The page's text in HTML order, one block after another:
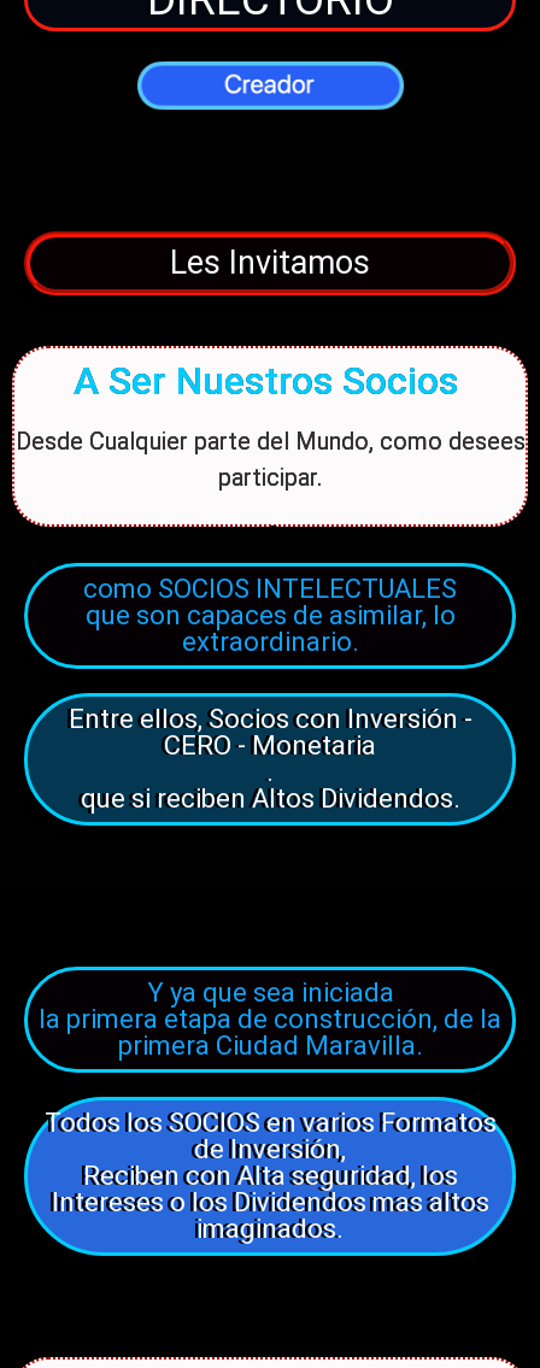
Les Invitamos
A Ser Nuestros Socios
Desde Cualquier parte del Mundo, como desees
participar.
s
como SOCIOS INTELECTUALES
que son capaces de asimilar, lo
extraordinario.
Entre ellos, Socios con Inversión -
CERO - Monetaria
.
que si reciben Altos Dividendos.
Y ya que sea iniciada
la primera etapa de construcción, de la
primera Ciudad Maravilla.
Todos los SOCIOS en varios Formatos
de Inversión,
Reciben con Alta seguridad, los
Intereses o los Dividendos mas altos
imaginados.